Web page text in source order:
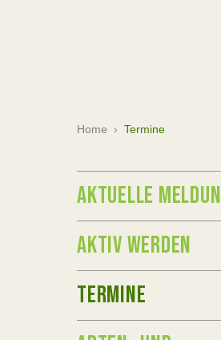
Home › Termine
AKTUELLE
AKTIV WERDEN
TERMINE